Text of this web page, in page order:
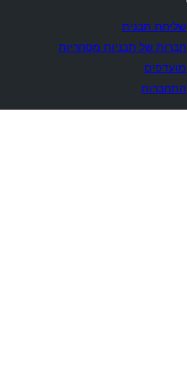
שליחת תבנית
חברות של תבניות מסחריות
מועדפים
התחברות